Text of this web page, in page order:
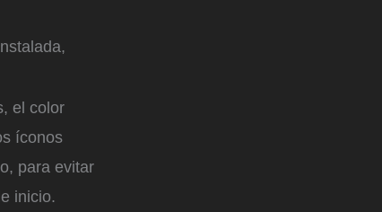
el color
íconos
para evitar
inicio.